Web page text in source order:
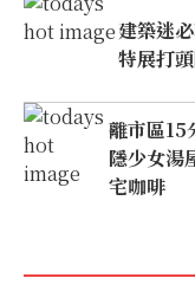
建築迷
特展打
離市區15
隱少女湯
宅咖啡